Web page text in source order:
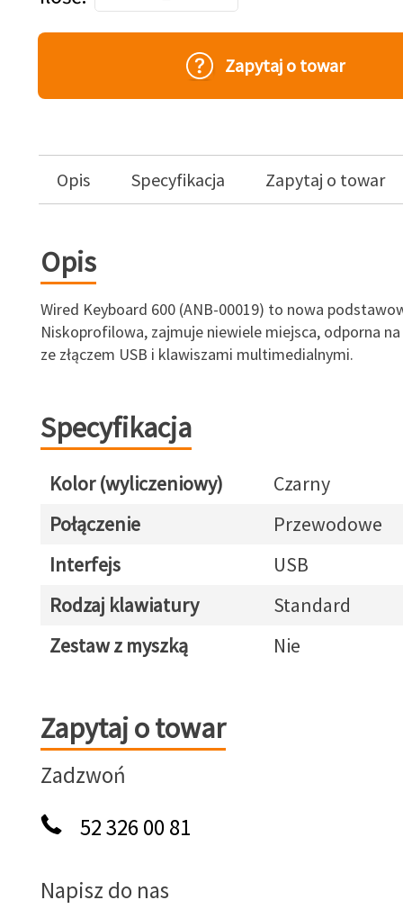
Zapytaj o towar
Opis Specyfikacja Zapytaj o towar
Opis
Wired Keyboard 600 (ANB-00019) to nowa
Niskoprofilowa, zajmuje niewiele miejsca, odporna
ze złączem USB i klawiszami multimedialnymi.
Specyfikacja
Kolor (wyliczeniowy)
Czarny
Połączenie
Przewodowe
Interfejs
USB
Rodzaj klawiatury
Standard
Zestaw z myszką
Nie
Zapytaj o towar
Zapytaj o towar
Zadzwoń
52 326 00 81
Napisz do nas